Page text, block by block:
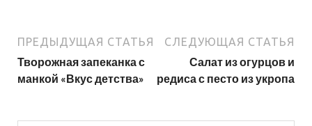
ПРЕДЫДУЩАЯ СТАТЬЯ
Творожная запеканка с
манкой «Вкус детства»
СЛЕДУЮЩАЯ СТАТЬЯ
Салат из огурцов и
редиса с песто из укропа